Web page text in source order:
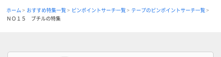
ホーム おすすめ特集一覧 ピンポイントサーチ一覧
テープのピンポイントサーチ一覧
ＮＯ１５ ブチルの特集